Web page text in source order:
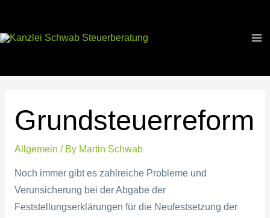
Grundsteuerreform
Allgemein / By Martin Schwab
Noch immer gibt es zahlreiche Probleme und
Verunsicherung bei der Abgabe der
Feststellungserklärungen für die Neufestsetzung der